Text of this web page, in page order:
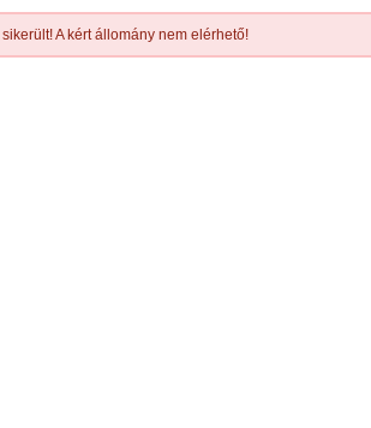
A kért állomány nem elérhető!